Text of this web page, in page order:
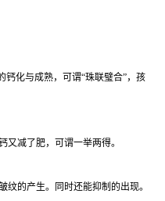
化与成熟，可谓“珠联璧合”，孩
减了肥，可谓一举两得。
的产生。同时还能抑制的出现。